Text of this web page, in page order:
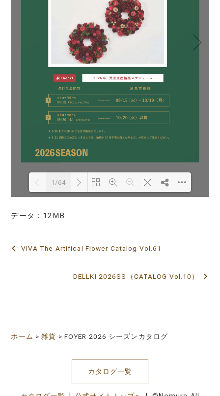
1/64
データ：12MB
投
ー
VIVA The Artifical Flower Catalog Vol.61
DELLKI 2026SS（CATALOG Vol.10）
ホーム >雑貨 > FOYER 2026 シーズンカタログ
カタログ一覧